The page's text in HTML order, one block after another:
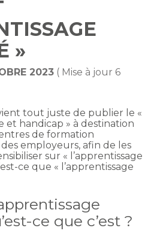
»
2023 ( Mise à jour 6
tout juste de publier le «
et handicap » à destination
de formation
des employeurs, afin de les
sur « l’apprentissage
ce que « l’apprentissage
ce que c’est ?